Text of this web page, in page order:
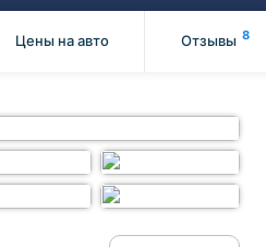
Цены на авто Отзывы 8